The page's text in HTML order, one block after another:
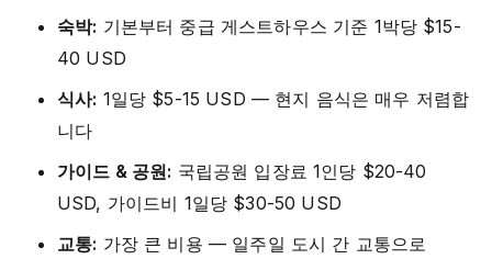
숙박: 기본부터 중급 게스트하우스 기준 1박당 $15-
40 USD
식사: 1일당 $5-15 USD — 현지 음식은 매우 저렴합
니다
가이드 & 공원: 국립공원 입장료 1인당 $20-40
USD, 가이드비 1일당 $30-50 USD
교통: 가장 큰 비용 — 일주일 도시 간 교통으로